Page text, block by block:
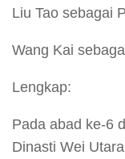
Liu Tao sebagai
Wang Kai
Lengkap:
Pada abad ke-6
Dinasti Wei